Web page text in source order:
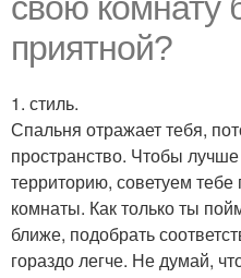
приятной?
1. стиль.
Спальня отражает тебя,
пространство. Чтобы
территорию, советуем
комнаты. Как только ты
ближе, подобрать
гораздо легче. Не думай,